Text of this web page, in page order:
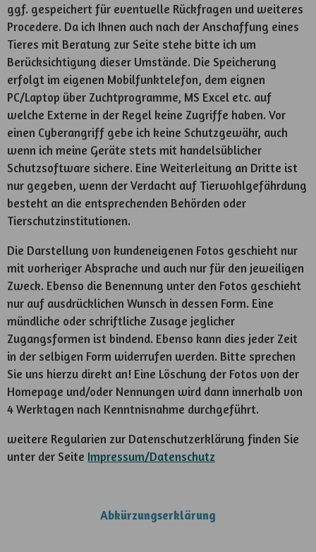
ggf. gespeichert für eventuelle Rückfragen und weiteres
Procedere. Da ich Ihnen auch nach der Anschaffung eines
Tieres mit Beratung zur Seite stehe bitte ich um
Berücksichtigung dieser Umstände. Die Speicherung
erfolgt im eigenen Mobilfunktelefon, dem eignen
PC/Laptop über Zuchtprogramme, MS Excel etc. auf
welche Externe in der Regel keine Zugriffe haben. Vor
einen Cyberangriff gebe ich keine Schutzgewähr, auch
wenn ich meine Geräte stets mit handelsüblicher
Schutzsoftware sichere. Eine Weiterleitung an Dritte ist
nur gegeben, wenn der Verdacht auf Tierwohlgefährdung
besteht an die entsprechenden Behörden oder
Tierschutzinstitutionen.
Die Darstellung von kundeneigenen Fotos geschieht nur
mit vorheriger Absprache und auch nur für den jeweiligen
Zweck. Ebenso die Benennung unter den Fotos geschieht
nur auf ausdrücklichen Wunsch in dessen Form. Eine
mündliche oder schriftliche Zusage jeglicher
Zugangsformen ist bindend. Ebenso kann dies jeder Zeit
in der selbigen Form widerrufen werden. Bitte sprechen
Sie uns hierzu direkt an! Eine Löschung der Fotos von der
Homepage und/oder Nennungen wird dann innerhalb von
4 Werktagen nach Kenntnisnahme durchgeführt.
weitere Regularien zur Datenschutzerklärung finden Sie
unter der Seite Impressum/Datenschutz
Abkürzungserklärung